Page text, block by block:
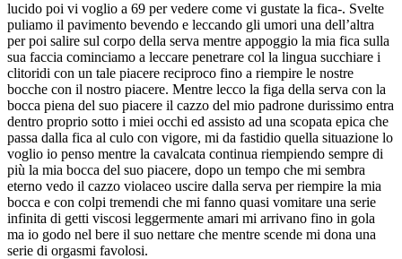
lucido poi vi voglio a 69 per vedere come vi gustate la fica-. Svelte
puliamo il pavimento bevendo e leccando gli umori una dell’altra
per poi salire sul corpo della serva mentre appoggio la mia fica sulla
sua faccia cominciamo a leccare penetrare col la lingua succhiare i
clitoridi con un tale piacere reciproco fino a riempire le nostre
bocche con il nostro piacere. Mentre lecco la figa della serva con la
bocca piena del suo piacere il cazzo del mio padrone durissimo entra
dentro proprio sotto i miei occhi ed assisto ad una scopata epica che
passa dalla fica al culo con vigore, mi da fastidio quella situazione lo
voglio io penso mentre la cavalcata continua riempiendo sempre di
più la mia bocca del suo piacere, dopo un tempo che mi sembra
eterno vedo il cazzo violaceo uscire dalla serva per riempire la mia
bocca e con colpi tremendi che mi fanno quasi vomitare una serie
infinita di getti viscosi leggermente amari mi arrivano fino in gola
ma io godo nel bere il suo nettare che mentre scende mi dona una
serie di orgasmi favolosi.